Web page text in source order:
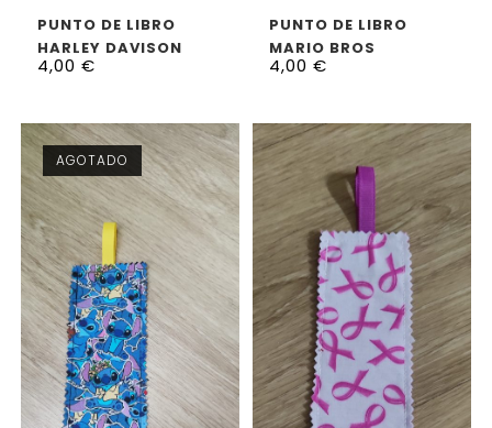
PUNTO DE LIBRO
HARLEY DAVISON
4,00 €
PUNTO DE LIBRO
MARIO BROS
4,00€
AGOTADO